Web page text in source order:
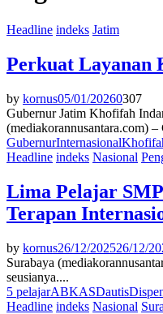
Headline indeks Jatim
Perkuat Layanan
by kornus05/01/20260307
Gubernur Jatim Khofifah
(mediakorannusantara.com)
GubernurInternasional
Headline indeks Nasional
Lima Pelajar
Terapan
by kornus26/12/202526/12/
Surabaya
seusianya....
5 pelajarABKASDautis
Headline indeks Nasional